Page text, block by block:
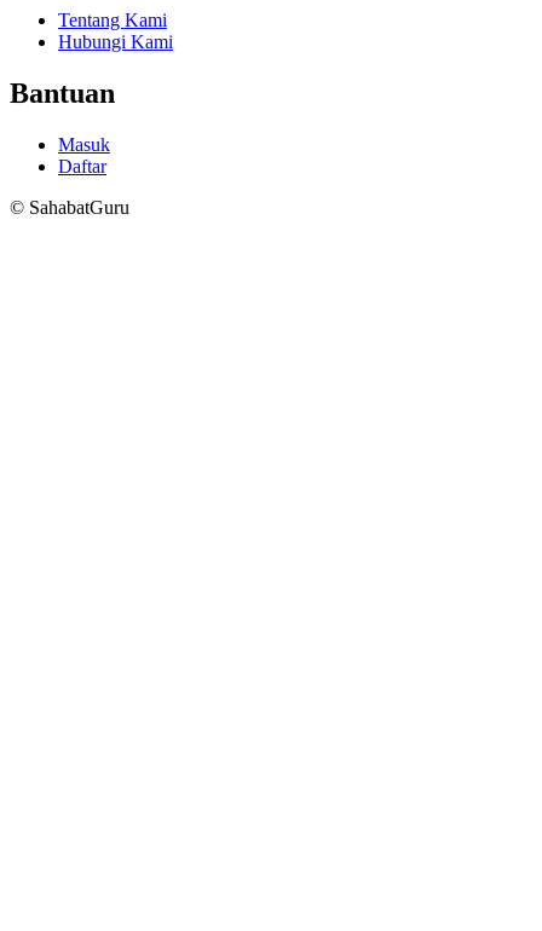
Tentang Kami
Hubungi Kami
Bantuan
Masuk
Daftar
© SahabatGuru